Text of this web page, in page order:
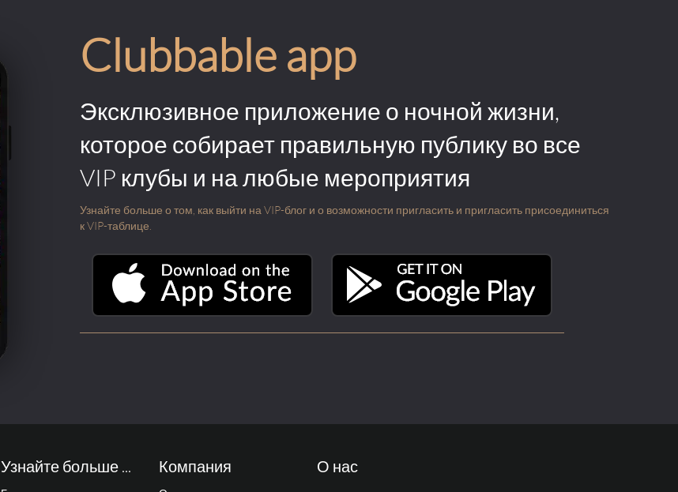
Clubbable app
Эксклюзивное приложение о ночной жизни,
которое собирает правильную публику во все
VIP клубы и на любые мероприятия
Узнайте больше о том, как выйти на VIP-блог и о возможности пригласить и пригласить присоединиться
к VIP-таблице.
Узнайте больше ... Компания О нас